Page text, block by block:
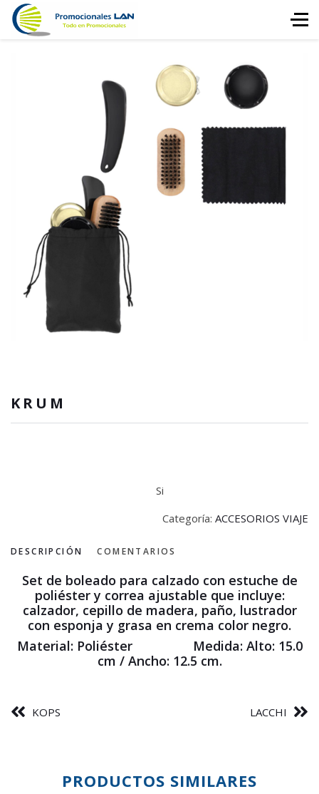
KRUM
Si
Categoría: ACCESORIOS VIAJE
DESCRIPCIÓN COMENTARIOS
Set de boleado para calzado con estuche de
poliéster y correa ajustable que incluye:
calzador, cepillo de madera, paño, lustrador
con esponja y grasa en crema color negro.
Material: Poliéster Medida: Alto: 15.0
cm / Ancho: 12.5 cm.
KOPS LACCHI
PRODUCTOS SIMILARES